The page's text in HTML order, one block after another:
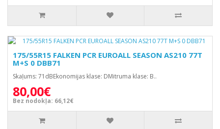
175/55R15 FALKEN PCR EUROALL SEASON AS210 77T
M+S 0 DBB71
Skaļums: 71dBEkonomijas klase: DMitruma klase: B..
80,00€
Bez nodokļa: 66,12€